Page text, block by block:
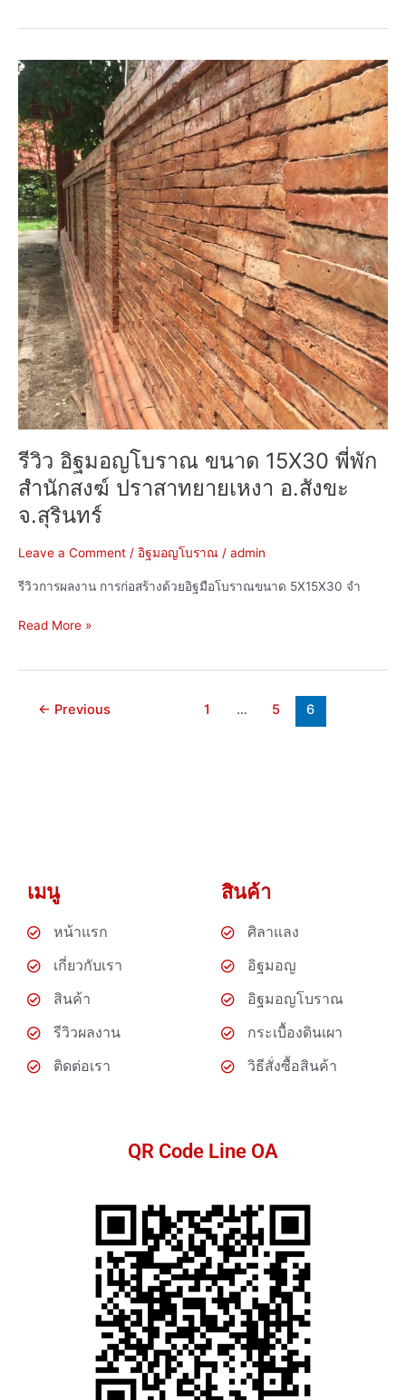
รีวิว อิฐมอญโบราณ ขนาด 15X30 พี่พัก
สำนักสงฆ์ ปราสาทยายเหงา อ.สังขะ
จ.สุรินทร์
Leave a Comment / อิฐมอญโบราณ / admin
รีวิวการผลงาน การก่อสร้างด้วยอิฐมือโบราณขนาด 5X15X30 จำ
รีวิว
อิฐ
มอญ
โบราณ
ขนาด
15X30
พี่
พัก
สำนักสงฆ์
ปราสาท
ยาย
เหงา
อ.สังขะ
จ.สุรินทร์
Read More »
← Previous 1 … 5 6
เมนู
หน้าแรก
เกี่ยวกับเรา
สินค้า
รีวิวผลงาน
ติดต่อเรา
สินค้า
ศิลาแลง
อิฐมอญ
อิฐมอญโบราณ
กระเบื้องดินเผา
วิธีสั่งซื้อสินค้า
QR Code Line OA